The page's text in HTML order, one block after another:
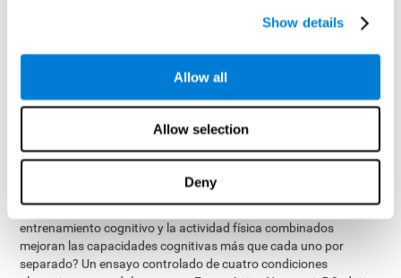
Show details
Allow all
Allow selection
Deny
personnalisé dans les troubles unipolaires et bipolaires : une
Attention, dénomination, mémoire à court-terme, mémoire
visuelle, mémoire de travail: Haimov I, Shatil E (2013)
Cognitive Training Improves Sleep Quality and Cognitive Function
among Older Adults with Insomnia. PLoS ONE 8(4): e61390.
doi:10.1371/journal.pone.0061390
Coordination oeil-main, mémoire visuelle, vitesse de
traitement, balayage visuel, dénomination: Shatil E (2013). ¿El
entrenamiento cognitivo y la actividad física combinados
mejoran las capacidades cognitivas más que cada uno por
separado? Un ensayo controlado de cuatro condiciones